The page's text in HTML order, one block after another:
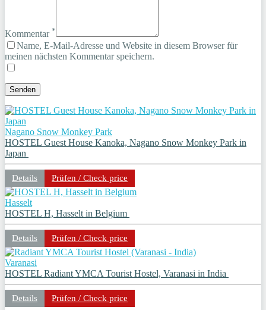
Kommentar *
Name, E-Mail-Adresse und Website in diesem Browser für
meinen nächsten Kommentar speichern.
Nagano Snow Monkey Park
HOSTEL Guest House Kanoka, Nagano Snow Monkey Park in
Japan
Details Prüfen / Check price
Hasselt
HOSTEL H, Hasselt in Belgium
Details Prüfen / Check price
Varanasi
HOSTEL Radiant YMCA Tourist Hostel, Varanasi in India
Details
Prüfen / Check price